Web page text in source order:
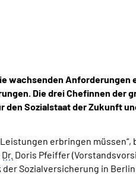
wachsenden Anforderungen
Die drei Chefinnen der
Sozialstaat der Zukunft
erbringen
Dr. Doris Pfeiffer
Sozialversicherung in